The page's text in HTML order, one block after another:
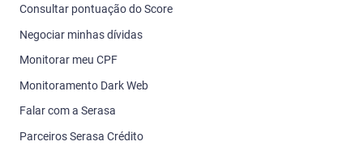
Consultar pontuação do Score
Negociar minhas dívidas
Monitorar meu CPF
Monitoramento Dark Web
Falar com a Serasa
Parceiros Serasa Crédito